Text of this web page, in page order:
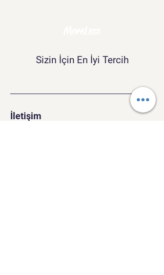
Sizin İçin En İyi Tercih
İletişim